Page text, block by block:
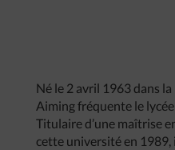
Né le 2 avril 1963 dans
Aiming fréquente le
Titulaire d’une maîtrise
cette université en